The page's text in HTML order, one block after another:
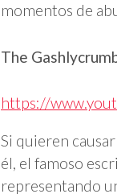
momentos de
The
https://
Si quieren
él, el famoso
representando